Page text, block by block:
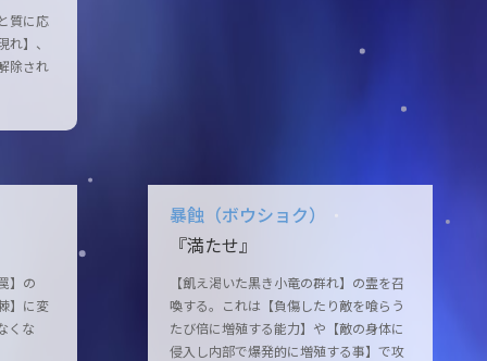
質に応
れ】、
除され
】の
】に変
くな
暴蝕（ボウショク）
『満たせ』
【飢え渇いた黒き小竜の群れ】の霊を召
喚する。これは【負傷したり敵を喰らう
たび倍に増殖する能力】や【敵の身体に
侵入し内部で爆発的に増殖する事】で攻